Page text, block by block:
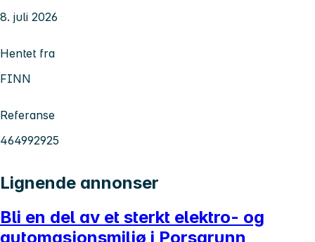
8. juli 2026
Hentet fra
FINN
Referanse
464992925
Lignende annonser
Bli en del av et sterkt elektro- og
automasjonsmiljø i Porsgrunn